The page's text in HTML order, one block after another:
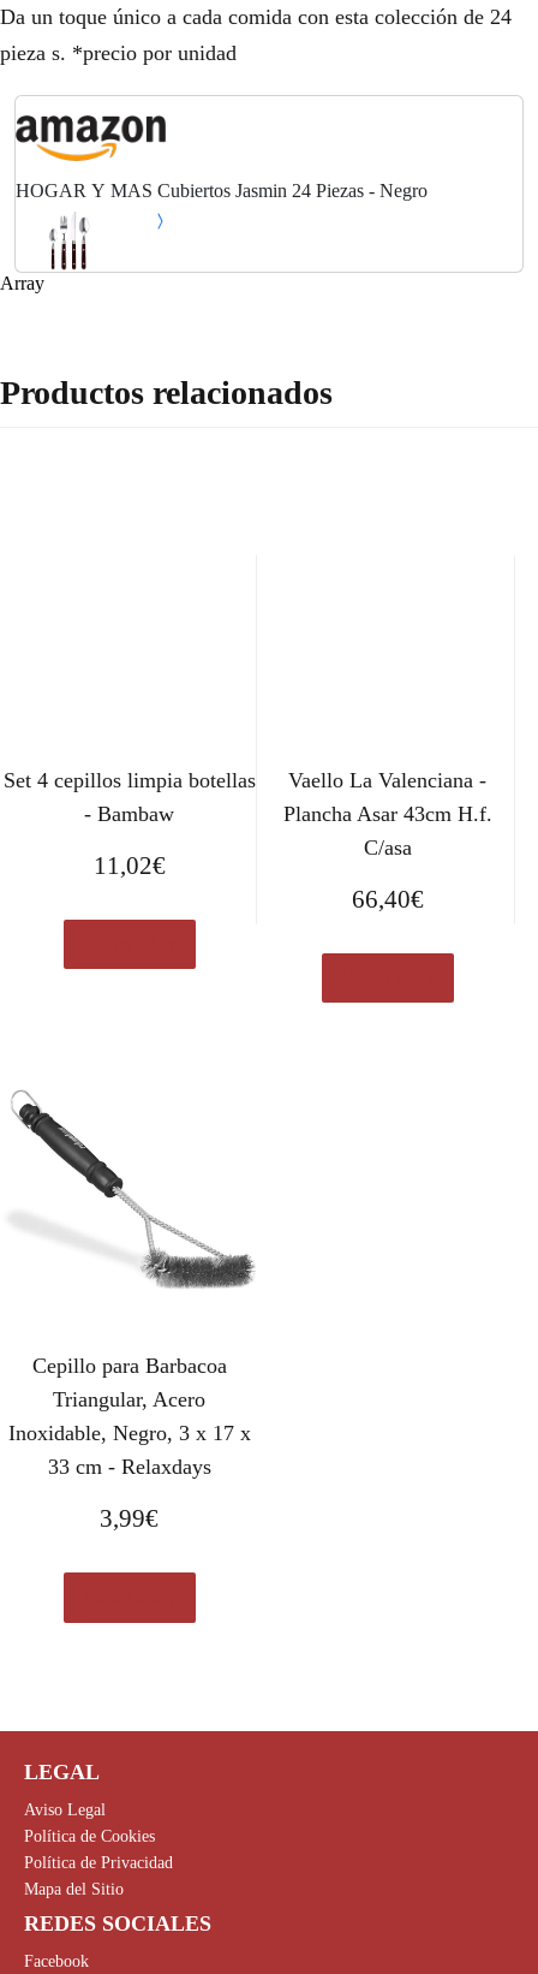
Da un toque único a cada comida con esta colección de 24
pieza s. *precio por unidad
HOGAR Y MAS Cubiertos Jasmin 24 Piezas - Negro
Array
Productos relacionados
Set 4 cepillos limpia botellas
- Bambaw
11,02€
Vaello La Valenciana -
Plancha Asar 43cm H.f.
C/asa
66,40€
Cepillo para Barbacoa
Triangular, Acero
Inoxidable, Negro, 3 x 17 x
33 cm - Relaxdays
3,99€
LEGAL
Aviso Legal
Política de Cookies
Política de Privacidad
Mapa del Sitio
REDES SOCIALES
Facebook